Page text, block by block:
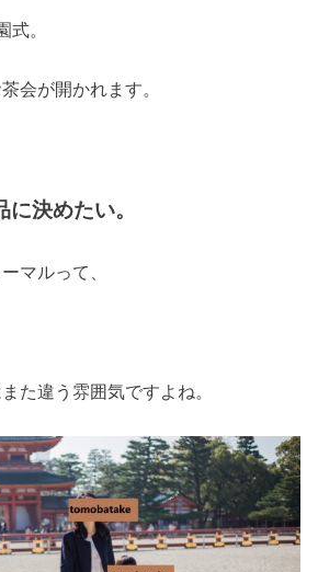
式。
会が開かれます。
決めたい。
マルって、
た違う雰囲気ですよね。